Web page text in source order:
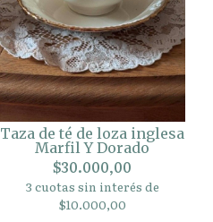
Taza de té de loza inglesa
Marfil Y Dorado
$30.000,00
3 cuotas sin interés de
$10.000,00